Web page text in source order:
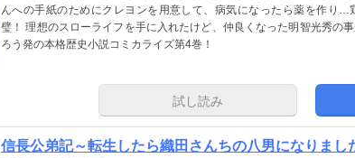
んへの手紙のためにクレヨンを用意して、病気になったら薬を作り…
璧！ 理想のスローライフを手に入れたけど、仲良くなった明智光秀の
ろう発の本格歴史小説コミカライズ第4巻！
試し読み
信長公弟記～転生したら織田さんちの八男になりまし